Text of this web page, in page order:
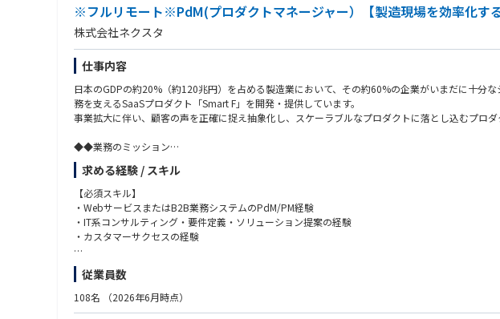
・PO1名、PdM1名、企画/設計エンジニア3名
・フルスタックエンジニア7名、業務委託2名
・機能ごとにチームが分けていて3チームで稼働中
【開発体制】
・POがユーザインタビューからの要望の管理
・PdMと企画/設計エンジニアで仕様の策定
・実装担当者であっても、仕様の関与も随時実施
実装時のデザインはPdMとエンジニアで確定
【これから解決したい技術的な課題】
・CI/CDの環境整備
・テストの自動化
・ユーザ増加時の負荷対策
【開発環境】
■言語：C#
■フレームワーク：.net framework 4.8、ASP.NET MVC WebAPI2
■DB： Microsoft SQL Server
■使用ツール(環境)： AWS / GitHub / Slack / Gather.town / Notion
※フルリモート※PdM(プロダクトマネージャー）【製造現場を効率化す
株式会社ネクスタ
仕事内容
日本のGDPの約20%（約120兆円）を占める製造業において、その約60%の企業がいまだに十分
務を支えるSaaSプロダクト「Smart F」を開発・提供しています。
事業拡大に伴い、顧客の声を正確に捉え抽象化し、スケーラブルなプロダクトに落とし込むプロダ
◆◆業務のミッション
・現場課題の構造化：製造現場の運用や多岐にわたる要望をヒアリングし、本質的な課題を特定す
・プロダクトへの抽象化：特定の1社のためのカスタマイズではなく、数千社が利用可能な「汎用
・開発とビジネスの橋渡し：開発チームが実装に取り組めるよう、論理的かつ具体的な要件定義
◆◆仕事内容
・顧客ヒアリング： お客様先で業務運用を直接ヒアリングし、現場の困りごと・業務フローを把握
・課題の構造化： ヒアリング内容から、要望の裏にある真の課題を特定し、整理・抽象化する
・提案・合意形成： お客様への提案・すり合わせを行い、「これで進める」を握る
・開発連携： 合意した要件を開発チームへ伝達し、仕様調整・スコープ調整・リリース推進を行う
・機能検証： リリースされた機能が設計意図どおりに動作するかテストする
求める経験 / スキル
【必須スキル】
・WebサービスまたはB2B業務システムのPdM/PM経験
・IT系コンサルティング・要件定義・ソリューション提案の経験
・カスタマーサクセスの経験
【求めるスキル・姿勢】
・お客様の前に立ち、業務運用を聞き出して要件に落とし込んだ経験がある
・曖昧な状態から優先順位を判断し、制約の中で現実解を出せる
従業員数
108名 （2026年6月時点）